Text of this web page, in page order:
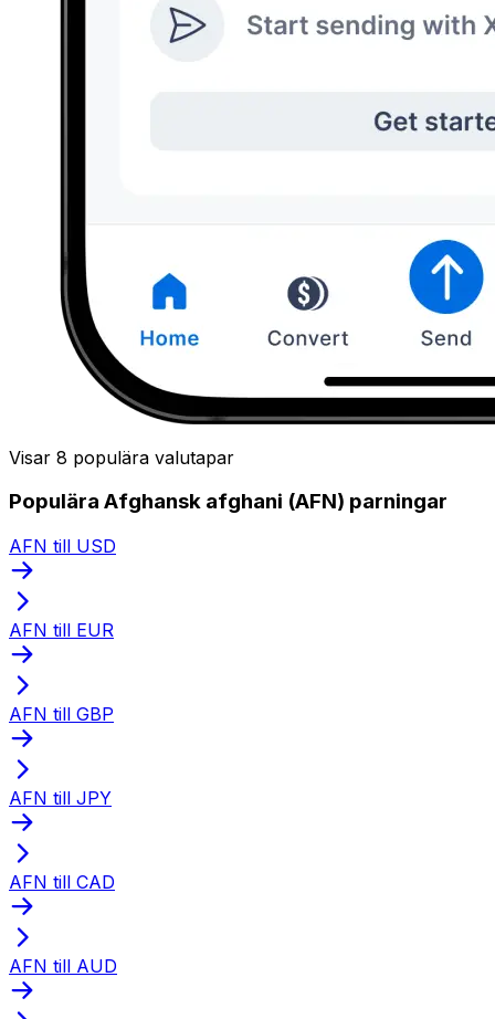
Visar 8 populära valutapar
Populära Afghansk afghani (AFN) parningar
AFN till USD
AFN till EUR
AFN till GBP
AFN till JPY
AFN till CAD
AFN till AUD